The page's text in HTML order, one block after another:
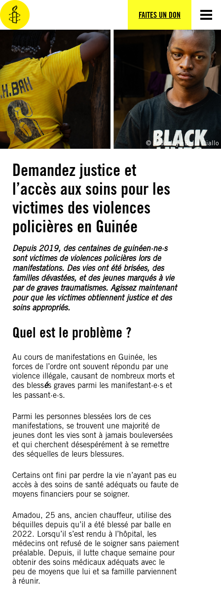
FAITES UN DON
© Abdoulaye Bella Diallo
Demandez justice et
l’accès aux soins pour les
victimes des violences
policières en Guinée
Depuis 2019, des centaines de guinéen·ne·s
sont victimes de violences policières lors de
manifestations. Des vies ont été brisées, des
familles dévastées, et des jeunes marqués à vie
par de graves traumatismes. Agissez maintenant
pour que les victimes obtiennent justice et des
soins appropriés.
Quel est le problème ?
Au cours de manifestations en Guinée, les
forces de l’ordre ont souvent répondu par une
violence illégale, causant de nombreux morts et
des blessés graves parmi les manifestant·e·s et
les passant·e·s.
Parmi les personnes blessées lors de ces
manifestations, se trouvent une majorité de
jeunes dont les vies sont à jamais bouleversées
et qui cherchent désespérément à se remettre
des séquelles de leurs blessures.
Certains ont fini par perdre la vie n’ayant pas eu
accès à des soins de santé adéquats ou faute de
moyens financiers pour se soigner.
Amadou, 25 ans, ancien chauffeur, utilise des
béquilles depuis qu’il a été blessé par balle en
2022. Lorsqu’il s’est rendu à l’hôpital, les
médecins ont refusé de le soigner sans paiement
préalable. Depuis, il lutte chaque semaine pour
obtenir des soins médicaux adéquats avec le
peu de moyens que lui et sa famille parviennent
à réunir.